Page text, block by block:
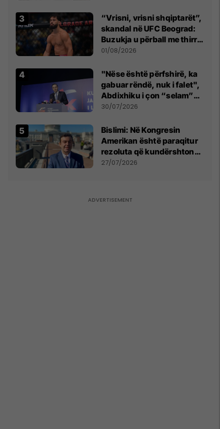
“Vrisni, vrisni shqiptarët”,
skandal në UFC Beograd:
Buzukja u përball me thirrje
anti-shqiptare nga
01/08/2026
"Nëse është përfshirë, ka
gabuar rëndë, nuk i falet",
Abdixhiku i çon “selam”
Përparim Ramës
30/07/2026
Bislimi: Në Kongresin
Amerikan është paraqitur
rezoluta që kundërshton
mbajtjen e Asamblesë
27/07/2026